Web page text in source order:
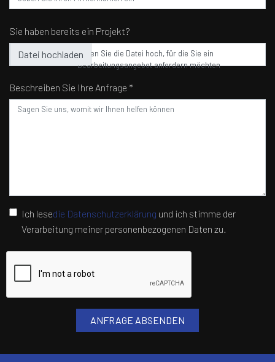
Sie haben bereits ein Projekt?
Laden Sie die Datei hoch, für die Sie ein
Bearbeitungsangebot anfordern möchten
Beschreiben Sie Ihre Anfrage *
Ich lesedie Datenschutzerklärung und ich stimme der
Verarbeitung meiner personenbezogenen Daten zu.